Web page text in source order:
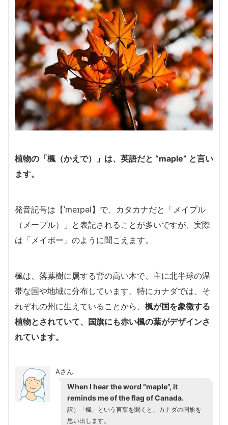
植物の「楓（かえで）」は、英語だと “maple” と言い
ます。
発音記号は【ˈmeɪpəl】で、カタカナだと「メイプル
（メープル）」と表記されることが多いですが、実際
は「メイポー」のように聞こえます。
楓は、落葉樹に属する背の高い木で、主に北半球の温
帯な国や地域に分布しています。特にカナダでは、そ
れぞれの州に生えていることから、 楓が国を象徴する
植物とされていて、国旗にも赤い楓の葉がデザインさ
れています。
Aさん
When I hear the word “maple”, it
reminds me of the flag of Canada.
訳）「楓」という言葉を聞くと、カナダの国旗を
思い出します。